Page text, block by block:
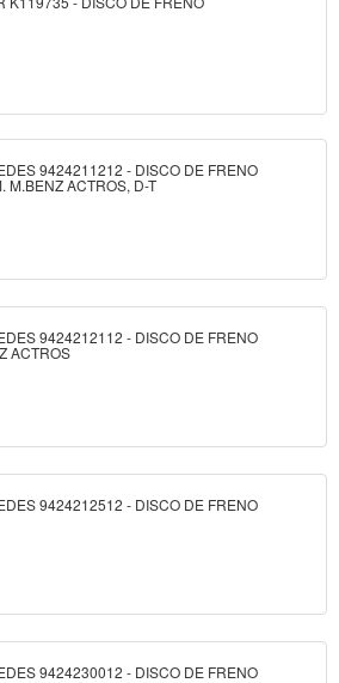
9424211212 - DISCO DE FRENO
M.BENZ ACTROS, D-T
9424212112 - DISCO DE FRENO
ACTROS
9424212512 - DISCO DE FRENO
9424230012 - DISCO DE FRENO